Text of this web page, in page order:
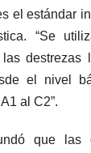
el estándar
“Se
destrezas
el nivel
al C2”.
que las